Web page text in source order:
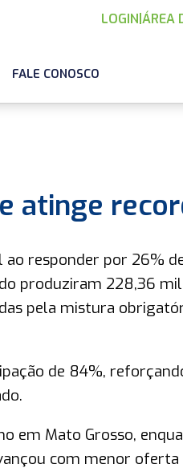
LOGIN |ÁREA
FALE CONOSCO
atinge
ao responder por 26%
produziram 228,36
pela mistura
de 84%,
em Mato Grosso,
com menor oferta